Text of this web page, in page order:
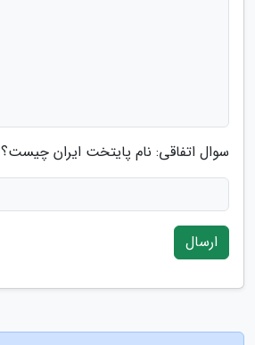
سوال اتفاقی: نام پایتخت ایران چیست؟
ارسال